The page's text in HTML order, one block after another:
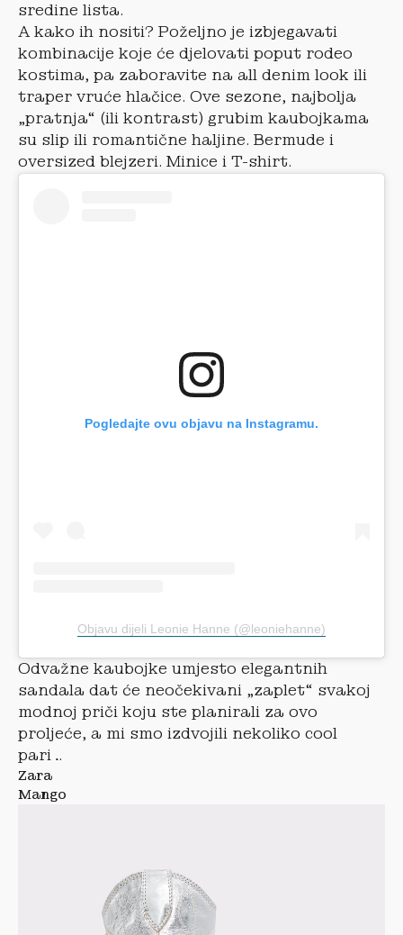
sredine lista.
A kako ih nositi? Poželjno je izbjegavati
kombinacije koje će djelovati poput rodeo
kostima, pa zaboravite na all denim look ili
traper vruće hlačice. Ove sezone, najbolja
„pratnja“ (ili kontrast) grubim kaubojkama
su slip ili romantične haljine. Bermude i
oversized blejzeri. Minice i T-shirt.
Pogledajte ovu objavu na Instagramu.
Objavu dijeli Leonie Hanne (@leoniehanne)
Odvažne kaubojke umjesto elegantnih
sandala dat će neočekivani „zaplet“ svakoj
modnoj priči koju ste planirali za ovo
proljeće, a mi smo izdvojili nekoliko cool
pari…
Zara
Mango